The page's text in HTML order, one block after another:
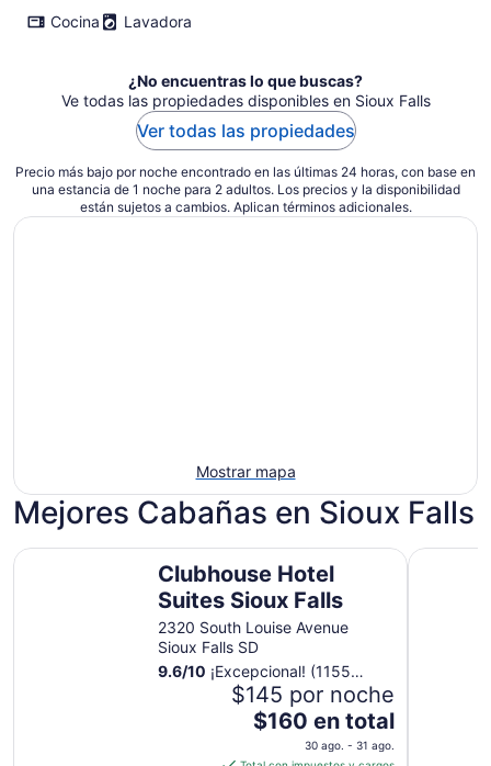
noche
Cocina
Lavadora
¿No encuentras lo que buscas?
Ve todas las propiedades disponibles en Sioux Falls
Ver todas las propiedades
Precio más bajo por noche encontrado en las últimas 24 horas, con base en
una estancia de 1 noche para 2 adultos. Los precios y la disponibilidad
están sujetos a cambios. Aplican términos adicionales.
Mostrar mapa
Mejores Cabañas en Sioux Falls
Clubhouse Hotel
Suites Sioux Falls
2320 South Louise Avenue
Sioux Falls SD
9.6/10 ¡Excepcional! (1155
$145 por noche
El
es
$160 en total
30 ago. - 31 ago.
Clubhouse Hotel Suites Sioux Falls Days Inn